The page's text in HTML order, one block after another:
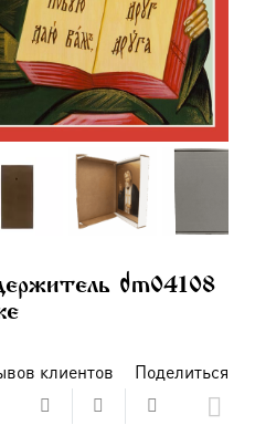
dm04108
клиентов Поделиться